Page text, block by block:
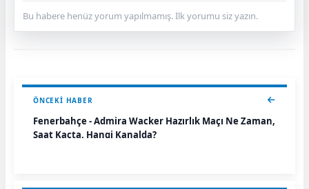
Bu habere henüz yorum yapılmamış. İlk yorumu siz yazın.
ÖNCEKI HABER
Fenerbahçe - Admira Wacker Hazırlık Maçı Ne Zaman,
Saat Kaçta, Hangi Kanalda?